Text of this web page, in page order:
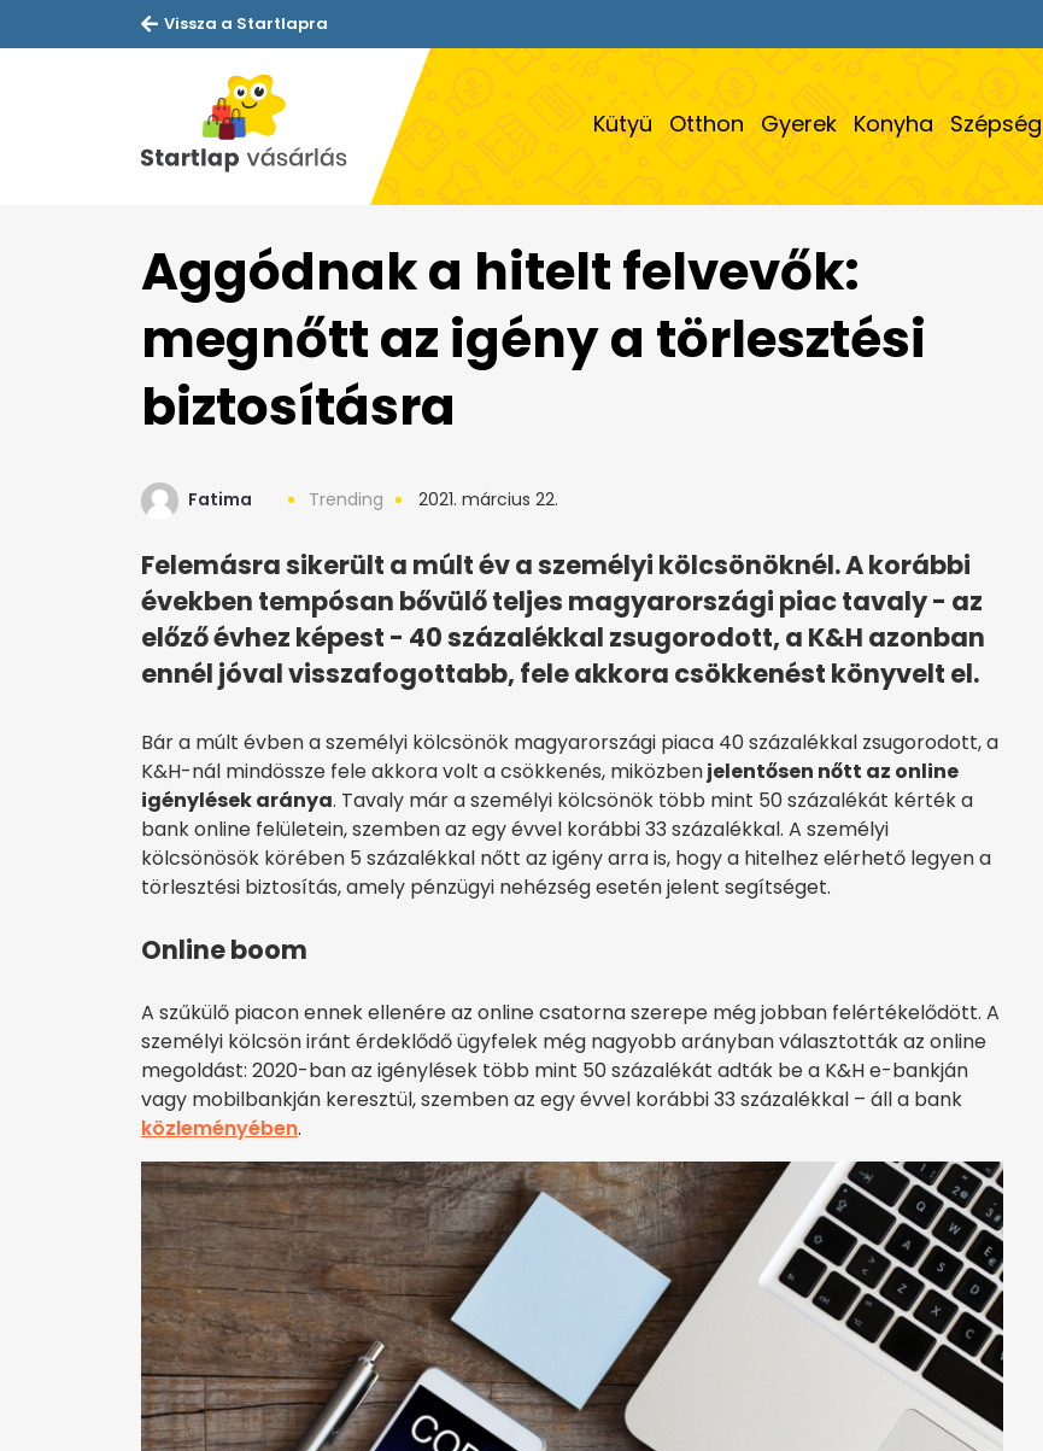
Vissza a Startlapra
Kütyü Otthon Gyerek Konyha Szépség
Aggódnak a hitelt felvevők:
megnőtt az igény a törlesztési
biztosításra
Fatima Trending 2021. március 22.
Felemásra sikerült a múlt év a személyi kölcsönöknél. A korábbi
években tempósan bővülő teljes magyarországi piac tavaly - az
előző évhez képest - 40 százalékkal zsugorodott, a K&H azonban
ennél jóval visszafogottabb, fele akkora csökkenést könyvelt el.
Bár a múlt évben a személyi kölcsönök magyarországi piaca 40 százalékkal zsugorodott, a
K&H-nál mindössze fele akkora volt a csökkenés, miközbenjelentősen nőtt az online
igénylések aránya. Tavaly már a személyi kölcsönök több mint 50 százalékát kérték a
bank online felületein, szemben az egy évvel korábbi 33 százalékkal. A személyi
kölcsönösök körében 5 százalékkal nőtt az igény arra is, hogy a hitelhez elérhető legyen a
törlesztési biztosítás, amely pénzügyi nehézség esetén jelent segítséget.
Online boom
A szűkülő piacon ennek ellenére az online csatorna szerepe még jobban felértékelődött. A
személyi kölcsön iránt érdeklődő ügyfelek még nagyobb arányban választották az online
megoldást: 2020-ban az igénylések több mint 50 százalékát adták be a K&H e-bankján
vagy mobilbankján keresztül, szemben az egy évvel korábbi 33 százalékkal – áll a bank
közleményében.